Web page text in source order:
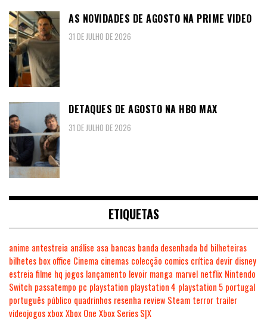
AS NOVIDADES DE AGOSTO NA PRIME VIDEO
31 DE JULHO DE 2026
DETAQUES DE AGOSTO NA HBO MAX
31 DE JULHO DE 2026
ETIQUETAS
anime antestreia análise asa bancas banda desenhada bd bilheteiras
bilhetes box office Cinema cinemas colecção comics crítica devir disney
estreia filme hq jogos lançamento levoir manga marvel netflix Nintendo
Switch passatempo pc playstation playstation 4 playstation 5 portugal
português público quadrinhos resenha review Steam terror trailer
videojogosxboxXbox One Xbox Series S|X